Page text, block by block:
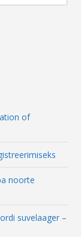
of
noorte
suvelaager –